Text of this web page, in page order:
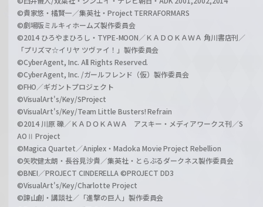
©貴家悠・橘賢一／集英社・Project TERRAFORMARS
©劇場版ミルキィホームズ製作委員会
©2014 ひろやまひろし・TYPE-MOON／ＫＡＤＯＫＡＷＡ 角川書店刊／
「プリズマ☆イリヤ ツヴァイ！」製作委員会
©CyberAgent, Inc. All Rights Reserved.
©CyberAgent, Inc. /ガールフレンド（仮）製作委員会
©FHO／ギガントプロジェクト
©VisualArt's/Key/SProject
©VisualArt's/Key/Team Little Busters! Refrain
©2014 川原 礫／ＫＡＤＯＫＡＷＡ アスキー・メディアワークス刊／S
AOⅡ Project
©Magica Quartet／Aniplex・Madoka Movie Project Rebellion
©矢吹健太朗・長谷見沙貴／集英社・とらぶるダークネス製作委員会
©BNEI／PROJECT CINDERELLA ©PROJECT DD3
©VisualArt's/Key/Charlotte Project
©諫山創・講談社／「進撃の巨人」製作委員会